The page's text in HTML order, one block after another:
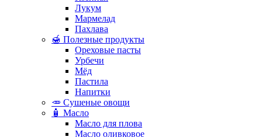
Лукум
Мармелад
Пахлава
🍯 Полезные продукты
Ореховые пасты
Урбечи
Мёд
Пастила
Напитки
🥕 Сушеные овощи
🧴 Масло
Масло для плова
Масло оливковое